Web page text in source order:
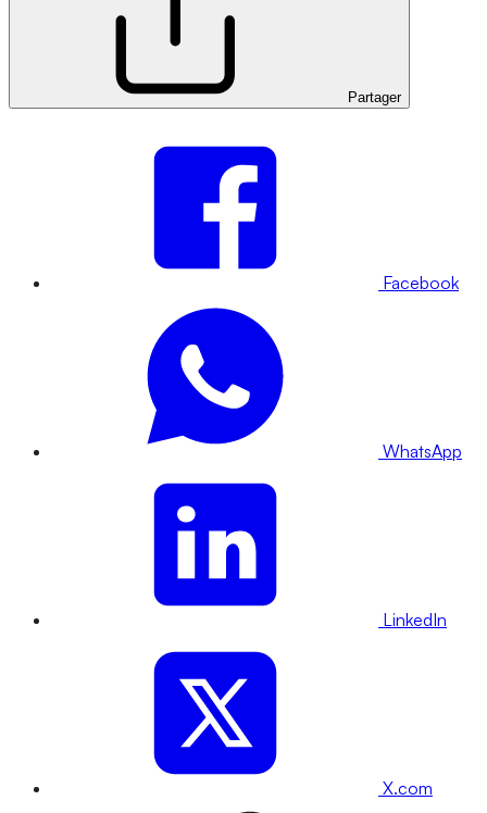
Partager
Facebook
WhatsApp
LinkedIn
X.com